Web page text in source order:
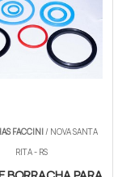
FACCINI/ NOVA SANTA
RITA - RS